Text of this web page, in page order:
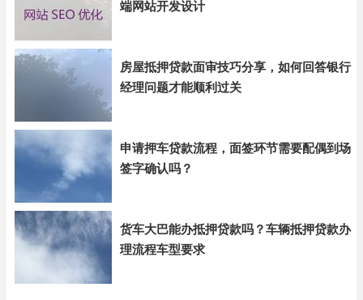
端网站开发设计
房屋抵押贷款面审技巧分享，如何回答银行
经理问题才能顺利过关
申请押车贷款流程，面签环节需要配偶到场
签字确认吗？
货车大巴能办抵押贷款吗？车辆抵押贷款办
理流程车型要求